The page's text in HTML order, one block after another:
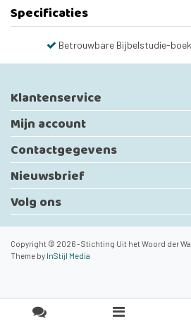
Specificaties
Betrouwbare Bijbelstudie-
Klantenservice
Mijn account
Contactgegevens
Nieuwsbrief
Volg ons
Copyright © 2026 - Stichting Uit het Woord der
Theme by InStijl Media